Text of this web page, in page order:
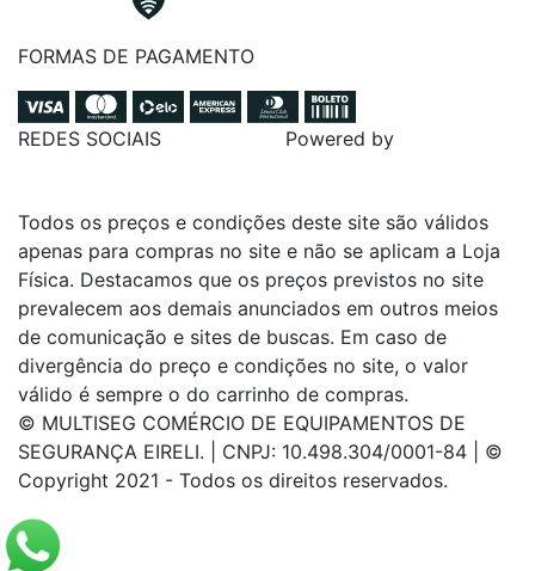
FORMAS DE PAGAMENTO
REDES SOCIAIS Powered by
Todos os preços e condições deste site são válidos
apenas para compras no site e não se aplicam a Loja
Física. Destacamos que os preços previstos no site
prevalecem aos demais anunciados em outros meios
de comunicação e sites de buscas. Em caso de
divergência do preço e condições no site, o valor
válido é sempre o do carrinho de compras.
© MULTISEG COMÉRCIO DE EQUIPAMENTOS DE
SEGURANÇA EIRELI. | CNPJ: 10.498.304/0001-84 | ©
Copyright 2021 - Todos os direitos reservados.